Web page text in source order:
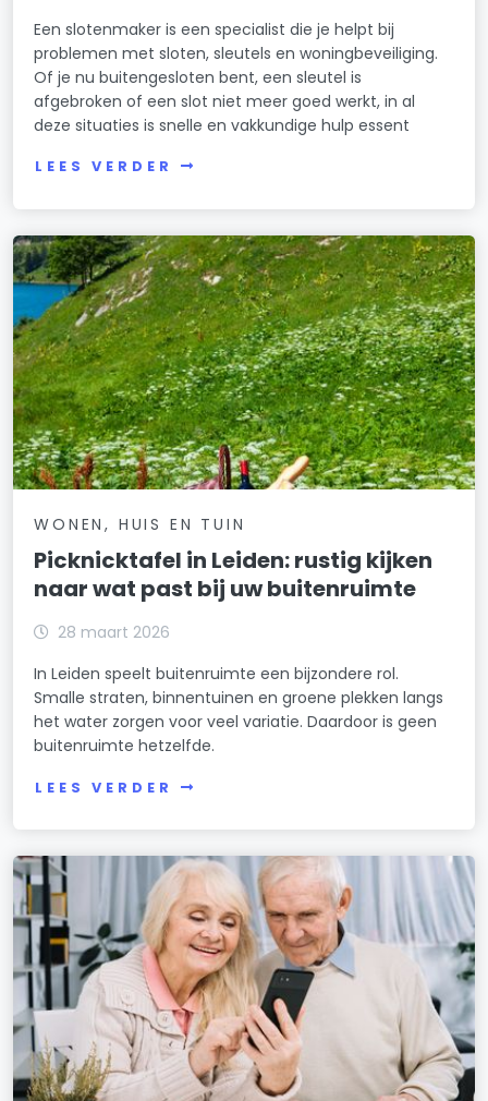
Een slotenmaker is een specialist die je helpt bij
problemen met sloten, sleutels en woningbeveiliging.
Of je nu buitengesloten bent, een sleutel is
afgebroken of een slot niet meer goed werkt, in al
deze situaties is snelle en vakkundige hulp essent
LEES VERDER
WONEN, HUIS EN TUIN
Picknicktafel in Leiden: rustig kijken
naar wat past bij uw buitenruimte
28 maart 2026
In Leiden speelt buitenruimte een bijzondere rol.
Smalle straten, binnentuinen en groene plekken langs
het water zorgen voor veel variatie. Daardoor is geen
buitenruimte hetzelfde.
LEES VERDER